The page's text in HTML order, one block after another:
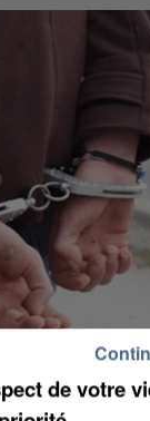
DE LA DZ
de votre